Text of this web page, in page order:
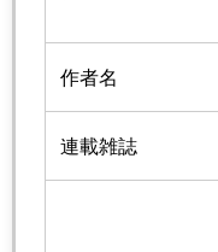
作者名
連載雑誌